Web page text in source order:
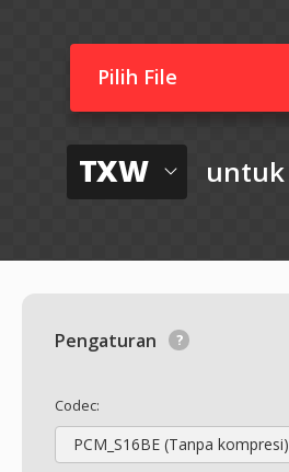
Pilih File
TXW untuk
Pengaturan
Codec:
PCM_S16BE (Tanpa kompresi)